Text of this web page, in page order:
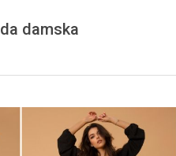
damska